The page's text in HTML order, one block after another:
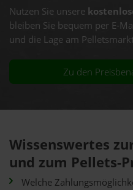
Nutzen Sie unsere
bleiben Sie bequem per E-
und die Lage am
Zu den
Wissenswertes
und zum Pellets-
Welche